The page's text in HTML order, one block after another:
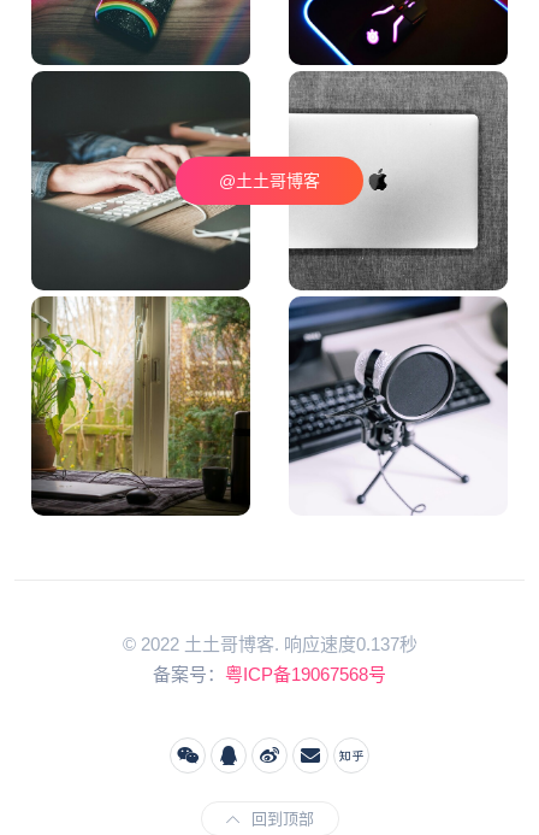
@土土哥博客
© 2022 土土哥博客. 响应速度0.137秒
备案号： 粤ICP备19067568号
回到顶部